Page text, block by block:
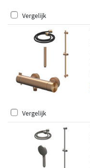
Vergelijk
Vergelijk